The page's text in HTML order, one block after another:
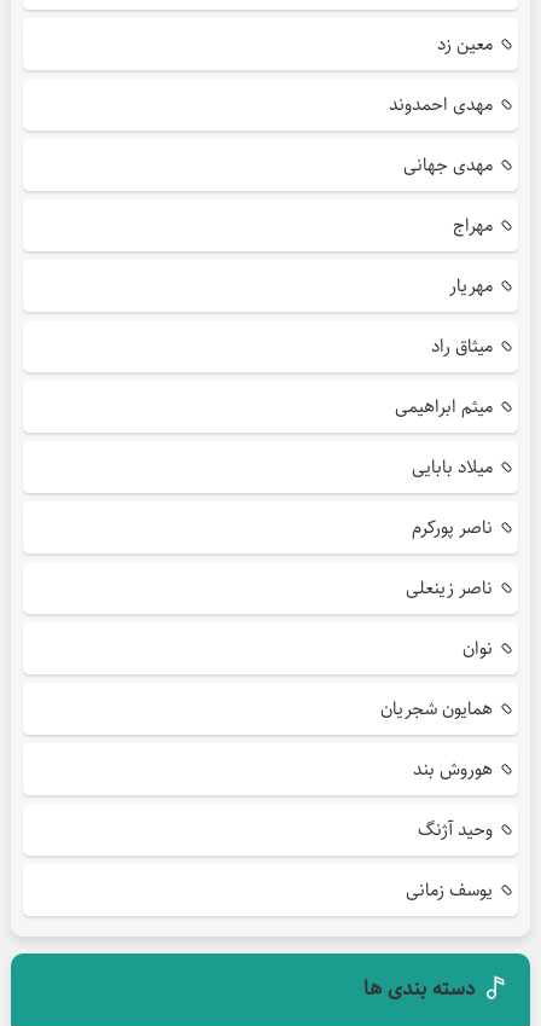
معین زد
مهدی احمدوند
مهدی جهانی
مهراج
مهریار
میثاق راد
میثم ابراهیمی
میلاد بابایی
ناصر پورکرم
ناصر زینعلی
نوان
همایون شجریان
هوروش بند
وحید آژنگ
یوسف زمانی
دسته بندی ها